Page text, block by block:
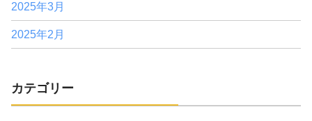
2025年3月
2025年2月
カテゴリー